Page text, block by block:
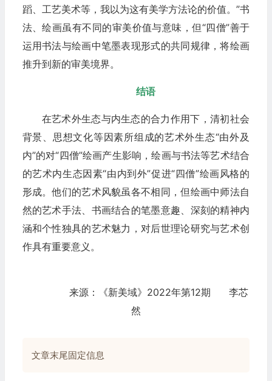
蹈、工艺美术等，我以为这有美学方法论的价值。”书
法、绘画虽有不同的审美价值与意味，但“四僧”善于
运用书法与绘画中笔墨表现形式的共同规律，将绘画
推升到新的审美境界。
结语
在艺术外生态与内生态的合力作用下，清初社会
背景、思想文化等因素所组成的艺术外生态“由外及
内”的对“四僧”绘画产生影响，绘画与书法等艺术结合
的艺术内生态因素“由内到外”促进“四僧”绘画风格的
形成。他们的艺术风貌虽各不相同，但绘画中师法自
然的艺术手法、书画结合的笔墨意趣、深刻的精神内
涵和个性独具的艺术魅力，对后世理论研究与艺术创
作具有重要意义。
来源：《新美域》2022年第12期 李芯
然
文章末尾固定信息